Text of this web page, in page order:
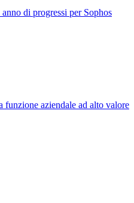
di progressi per Sophos
funzione aziendale ad alto valore